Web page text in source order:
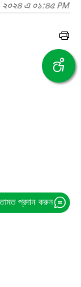
২০২৪ এ ০১:৪৫ PM
প্রদান করুন